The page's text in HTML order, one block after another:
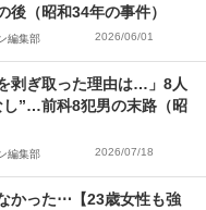
後（昭和34年の事件）
編集部 2026/06/01
剥ぎ取った理由は…」8人
し”…前科8犯男の末路（昭
編集部 2026/07/18
かった⋯【23歳女性も強